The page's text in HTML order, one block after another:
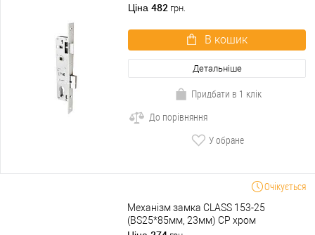
Ціна 482 грн.
В кошик
Детальніше
Придбати в 1 клік
До порівняння
У обране
Очікується
Механізм замка CLASS 153-25
(BS25*85мм, 23мм) CP хром